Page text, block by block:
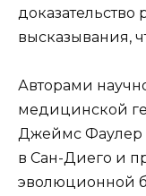
доказательство
высказывания,
Авторами
медицинской
Джеймс Фаулер
в Сан-Диего и
эволюционной